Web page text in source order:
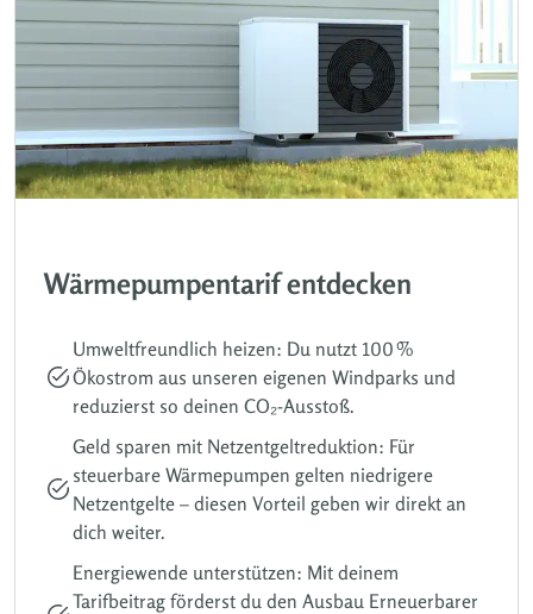
Wärmepumpentarif entdecken
Umweltfreundlich heizen: Du nutzt 100 %
Ökostrom aus unseren eigenen Windparks und
reduzierst so deinen CO₂-Ausstoß.
Geld sparen mit Netzentgeltreduktion: Für
steuerbare Wärmepumpen gelten niedrigere
Netzentgelte – diesen Vorteil geben wir direkt an
dich weiter.
Energiewende unterstützen: Mit deinem
Tarifbeitrag förderst du den Ausbau Erneuerbarer